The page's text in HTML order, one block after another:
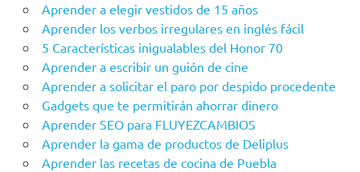
Aprender a elegir vestidos de 15 años
Aprender los verbos irregulares en inglés fácil
5 Características inigualables del Honor 70
Aprender a escribir un guión de cine
Aprender a solicitar el paro por despido procedente
Gadgets que te permitirán ahorrar dinero
Aprender SEO para FLUYEZCAMBIOS
Aprender la gama de productos de Deliplus
Aprender las recetas de cocina de Puebla